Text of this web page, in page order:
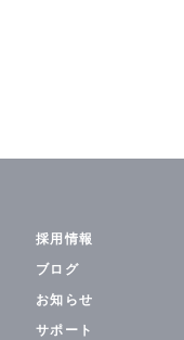
採用情報
ブログ
お知らせ
サポート